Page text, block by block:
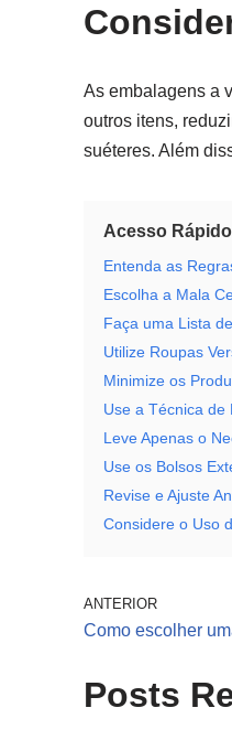
As embalagens a
outros itens,
suéteres. Além
Acesso
Entenda as
Escolha a Mala
Faça uma Lista
Utilize Roupas
Minimize os
Use a Técnica de
Leve Apenas o
Use os Bolsos
Revise e Ajuste
Considere o Uso
ANTERIOR
Como escolher
Posts